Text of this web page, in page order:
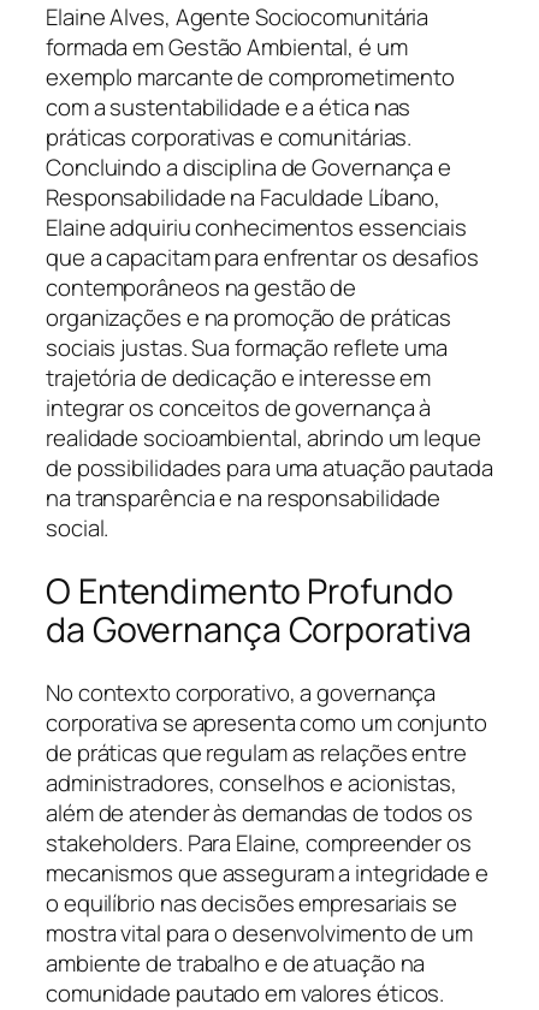
Elaine Alves, Agente Sociocomunitária
formada em Gestão Ambiental, é um
exemplo marcante de comprometimento
com a sustentabilidade e a ética nas
práticas corporativas e comunitárias.
Concluindo a disciplina de Governança e
Responsabilidade na Faculdade Líbano,
Elaine adquiriu conhecimentos essenciais
que a capacitam para enfrentar os desafios
contemporâneos na gestão de
organizações e na promoção de práticas
sociais justas. Sua formação reflete uma
trajetória de dedicação e interesse em
integrar os conceitos de governança à
realidade socioambiental, abrindo um leque
de possibilidades para uma atuação pautada
na transparência e na responsabilidade
social.
O Entendimento Profundo
da Governança Corporativa
No contexto corporativo, a governança
corporativa se apresenta como um conjunto
de práticas que regulam as relações entre
administradores, conselhos e acionistas,
além de atender às demandas de todos os
stakeholders. Para Elaine, compreender os
mecanismos que asseguram a integridade e
o equilíbrio nas decisões empresariais se
mostra vital para o desenvolvimento de um
ambiente de trabalho e de atuação na
comunidade pautado em valores éticos.